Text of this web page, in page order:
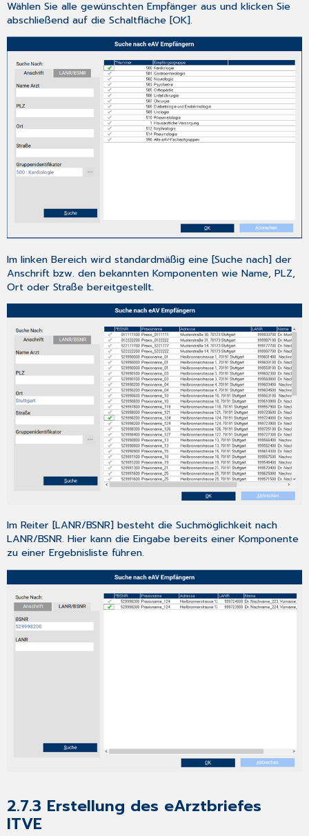
6
CGM TURBOMED
Punkt
Punkt
Update-
Checkliste
Update-
Checkliste
Nur
bei
Verwendung
der
DVD:
Für
alle
Erster
Start
von
CGM
TURBOMED
nach
der
Installation
des
7
Das
Hilfe-
System
CGM TURBOMED
zur
Nomenklatur
in
CGM TURBOMED
Gebrauchsanweisung
7.3
Wählen Sie alle gewünschten Empfänger aus und klicken Sie
abschließend auf die Schaltfläche [OK].
Im linken Bereich wird standardmäßig eine [Suche nach] der
Anschrift bzw. den bekannten Komponenten wie Name, PLZ,
Ort oder Straße bereitgestellt.
Im Reiter [LANR/BSNR] besteht die Suchmöglichkeit nach
LANR/BSNR. Hier kann die Eingabe bereits einer Komponente
zu einer Ergebnisliste führen.
2.7.3 Erstellung des eArztbriefes
ITVE